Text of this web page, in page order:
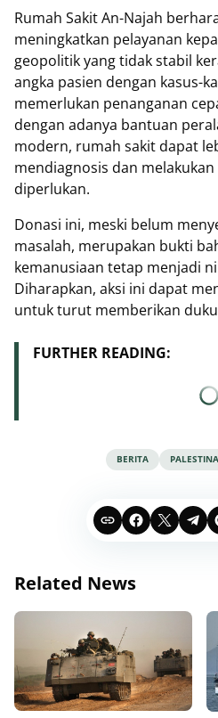
Rumah Sakit An-Najah
meningkatkan pelayanan
geopolitik yang tidak stabil
angka pasien dengan kasus-
memerlukan penanganan
dengan adanya bantuan
modern, rumah sakit dapat
mendiagnosis dan
diperlukan.
Donasi ini, meski belum
masalah, merupakan bukti
kemanusiaan tetap menjadi
Diharapkan, aksi ini dapat
untuk turut memberikan
FURTHER READING:
BERITA PALESTINA
Related News